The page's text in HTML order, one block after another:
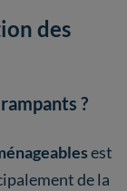
des
?
est
de la